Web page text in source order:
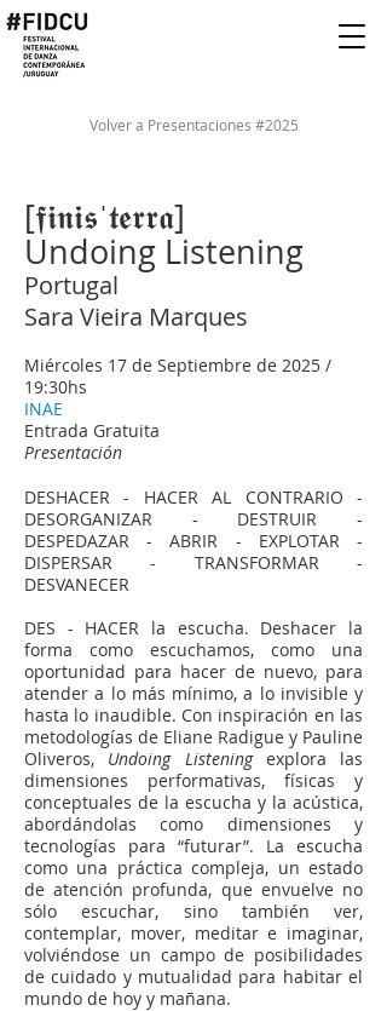
Volver a Presentaciones #2025
[𝖋𝖎𝖓𝖎𝖘ˈ𝖙𝖊𝖗𝖗𝖆]
Undoing Listening
Portugal
Sara Vieira Marques
Miércoles 17 de Septiembre de 2025 /
19:30hs
INAE
Entrada Gratuita
Presentación
DESHACER - HACER AL CONTRARIO -
DESORGANIZAR - DESTRUIR -
DESPEDAZAR - ABRIR - EXPLOTAR -
DISPERSAR - TRANSFORMAR -
DESVANECER
DES - HACER la escucha. Deshacer la
forma como escuchamos, como una
oportunidad para hacer de nuevo, para
atender a lo más mínimo, a lo invisible y
hasta lo inaudible. Con inspiración en las
metodologías de Eliane Radigue y Pauline
Oliveros, Undoing Listeningexplora las
dimensiones performativas, físicas y
conceptuales de la escucha y la acústica,
abordándolas como dimensiones y
tecnologías para “futurar”. La escucha
como una práctica compleja, un estado
de atención profunda, que envuelve no
sólo escuchar, sino también ver,
contemplar, mover, meditar e imaginar,
volviéndose un campo de posibilidades
de cuidado y mutualidad para habitar el
mundo de hoy y mañana.